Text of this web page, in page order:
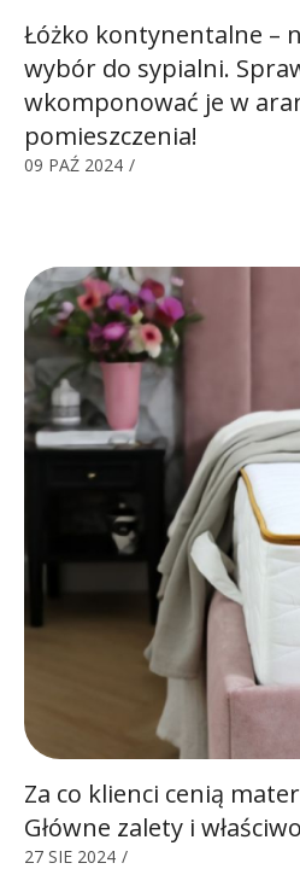
Łóżko kontynentalne –
wybór do sypialni.
wkomponować je w
pomieszczenia!
09 PAŹ 2024 /
Za co klienci cenią
Główne zalety i
27 SIE 2024 /